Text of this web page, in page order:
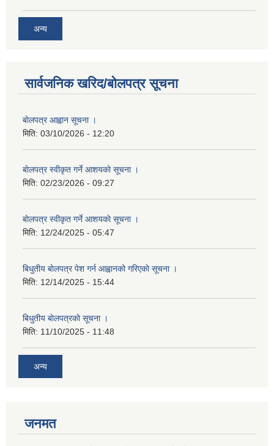
अन्य
सार्वजनिक खरिद/बोलपत्र सूचना
बाेलपत्र आह्वान सूचना ।
मिति: 03/10/2026 - 12:20
बाेलपत्र स्वीकृत गर्ने आशयकाे सूचना ।
मिति: 02/23/2026 - 09:27
बाेलपत्र स्वीकृत गर्ने आशयकाे सूचना ।
मिति: 12/24/2025 - 05:47
बिधुतीय बाेलपत्र पेश गर्न आह्वानको गरिएकाे सूचना ।
मिति: 12/14/2025 - 15:44
बिधुतीय बाेलपत्रकाे सूचना ।
मिति: 11/10/2025 - 11:48
अन्य
जनमत